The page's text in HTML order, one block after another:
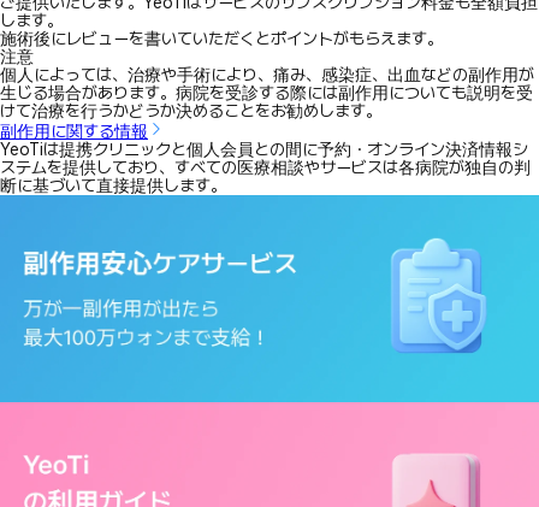
します。
施術後にレビューを書いていただくとポイントがもらえます。
注意
個人によっては、治療や手術により、痛み、感染症、出血などの副作用が
生じる場合があります。病院を受診する際には副作用についても説明を受
けて治療を行うかどうか決めることをお勧めします。
副作用に関する情報
YeoTiは提携クリニックと個人会員との間に予約・オンライン決済情報シ
ステムを提供しており、すべての医療相談やサービスは各病院が独自の判
断に基づいて直接提供します。